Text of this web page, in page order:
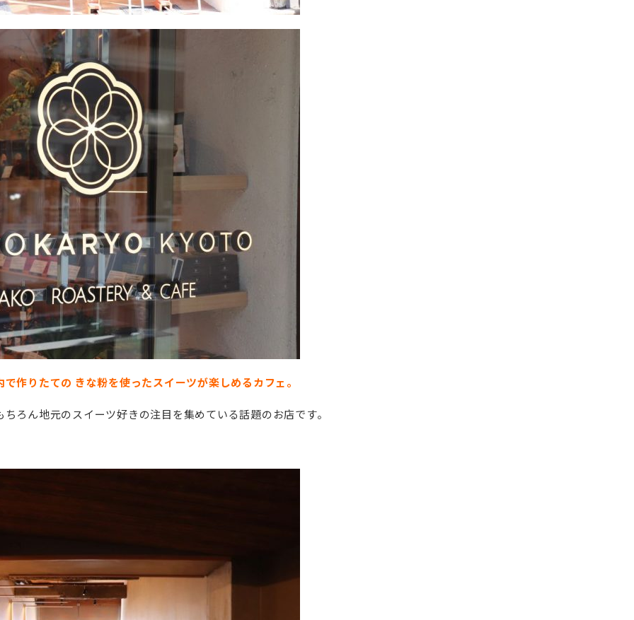
で作りたての きな粉を使ったスイーツが楽しめるカフェ。
ろん地元のスイーツ好きの注目を集めている話題のお店です。